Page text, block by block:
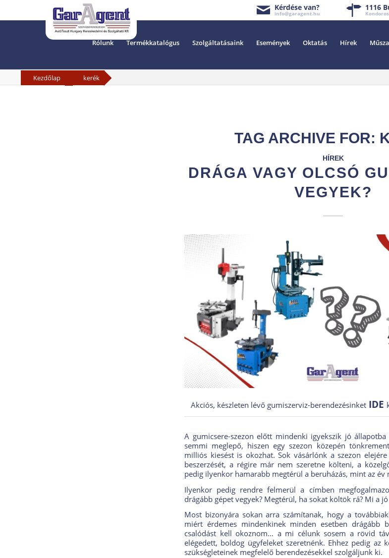
Kérdése van?
info@garagent.hu
1116
Rólunk Termékkatalógus Szolgáltatásaink Események Oktatás Hírek
Kezdőlap kerék
TAG ARCHIVE FOR:
HÍREK
DRÁGA VAGY OLCSÓ
VEGYEK?
Akciós, készleten lévő gumiszerviz-berendezésinketIDE
A gumicsere-szezon előtt mindenki igyekszik jó
semmi meglepő, hiszen egy szezon közepén
milliós kiesést is okozhat. Sok vásárlónk a szezon
beszerzését, a régire már nem szeretne költeni, a
pedig ilyenkor hamarabb megtérül a beruházás, mint az év
Ilyenkor pedig rendre felmerül a címben
drágább gépet vegyek? Megtérül, ha sokat költök rá? Mi a jó
Most bizonyára sokan arra számítanak, hogy a
miért érdemes mindenkinek minden esetben drágább
csalódást kell okoznom… a mi célunk sosem a rövid
elégedett, boldog ügyfeleket szeretnénk. Ehhez pedig az
szükségleteinek megfelelő berendezésekkel szolgáljunk ki.